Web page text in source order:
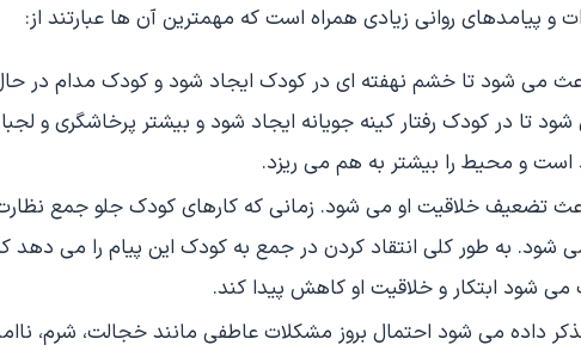
و پیامدهای روانی زیادی همراه است که مهمترین آن ها عبارتند از:
می شود تا خشم نهفته ای در کودک ایجاد شود و کودک مدام در
تا در کودک رفتار کینه جویانه ایجاد شود و بیشتر پرخاشگری و
است و محیط را بیشتر به هم می ریزد.
تضعیف خلاقیت او می شود. زمانی که کارهای کودک جلو جمع
شود. به طور کلی انتقاد کردن در جمع به کودک این پیام را می دهد
شود ابتکار و خلاقیت او کاهش پیدا کند.
داده می شود احتمال بروز مشکلات عاطفی مانند خجالت، شرم،